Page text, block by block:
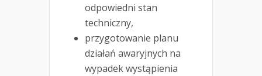
odpowiedni stan
techniczny,
przygotowanie planu
działań awaryjnych na
wypadek wystąpienia